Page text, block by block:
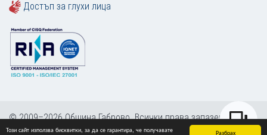
Разбрах
Този сайт използва бисквитки, за да се гарантира, че получавате
Достъп за глухи лица
© 2009–2026 Община Габрово. Всички права запазени.
Карта на сайта